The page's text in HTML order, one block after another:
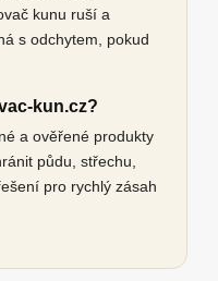
kunu ruší a
s odchytem, pokud
kun.cz?
a ověřené produkty
půdu, střechu,
pro rychlý zásah